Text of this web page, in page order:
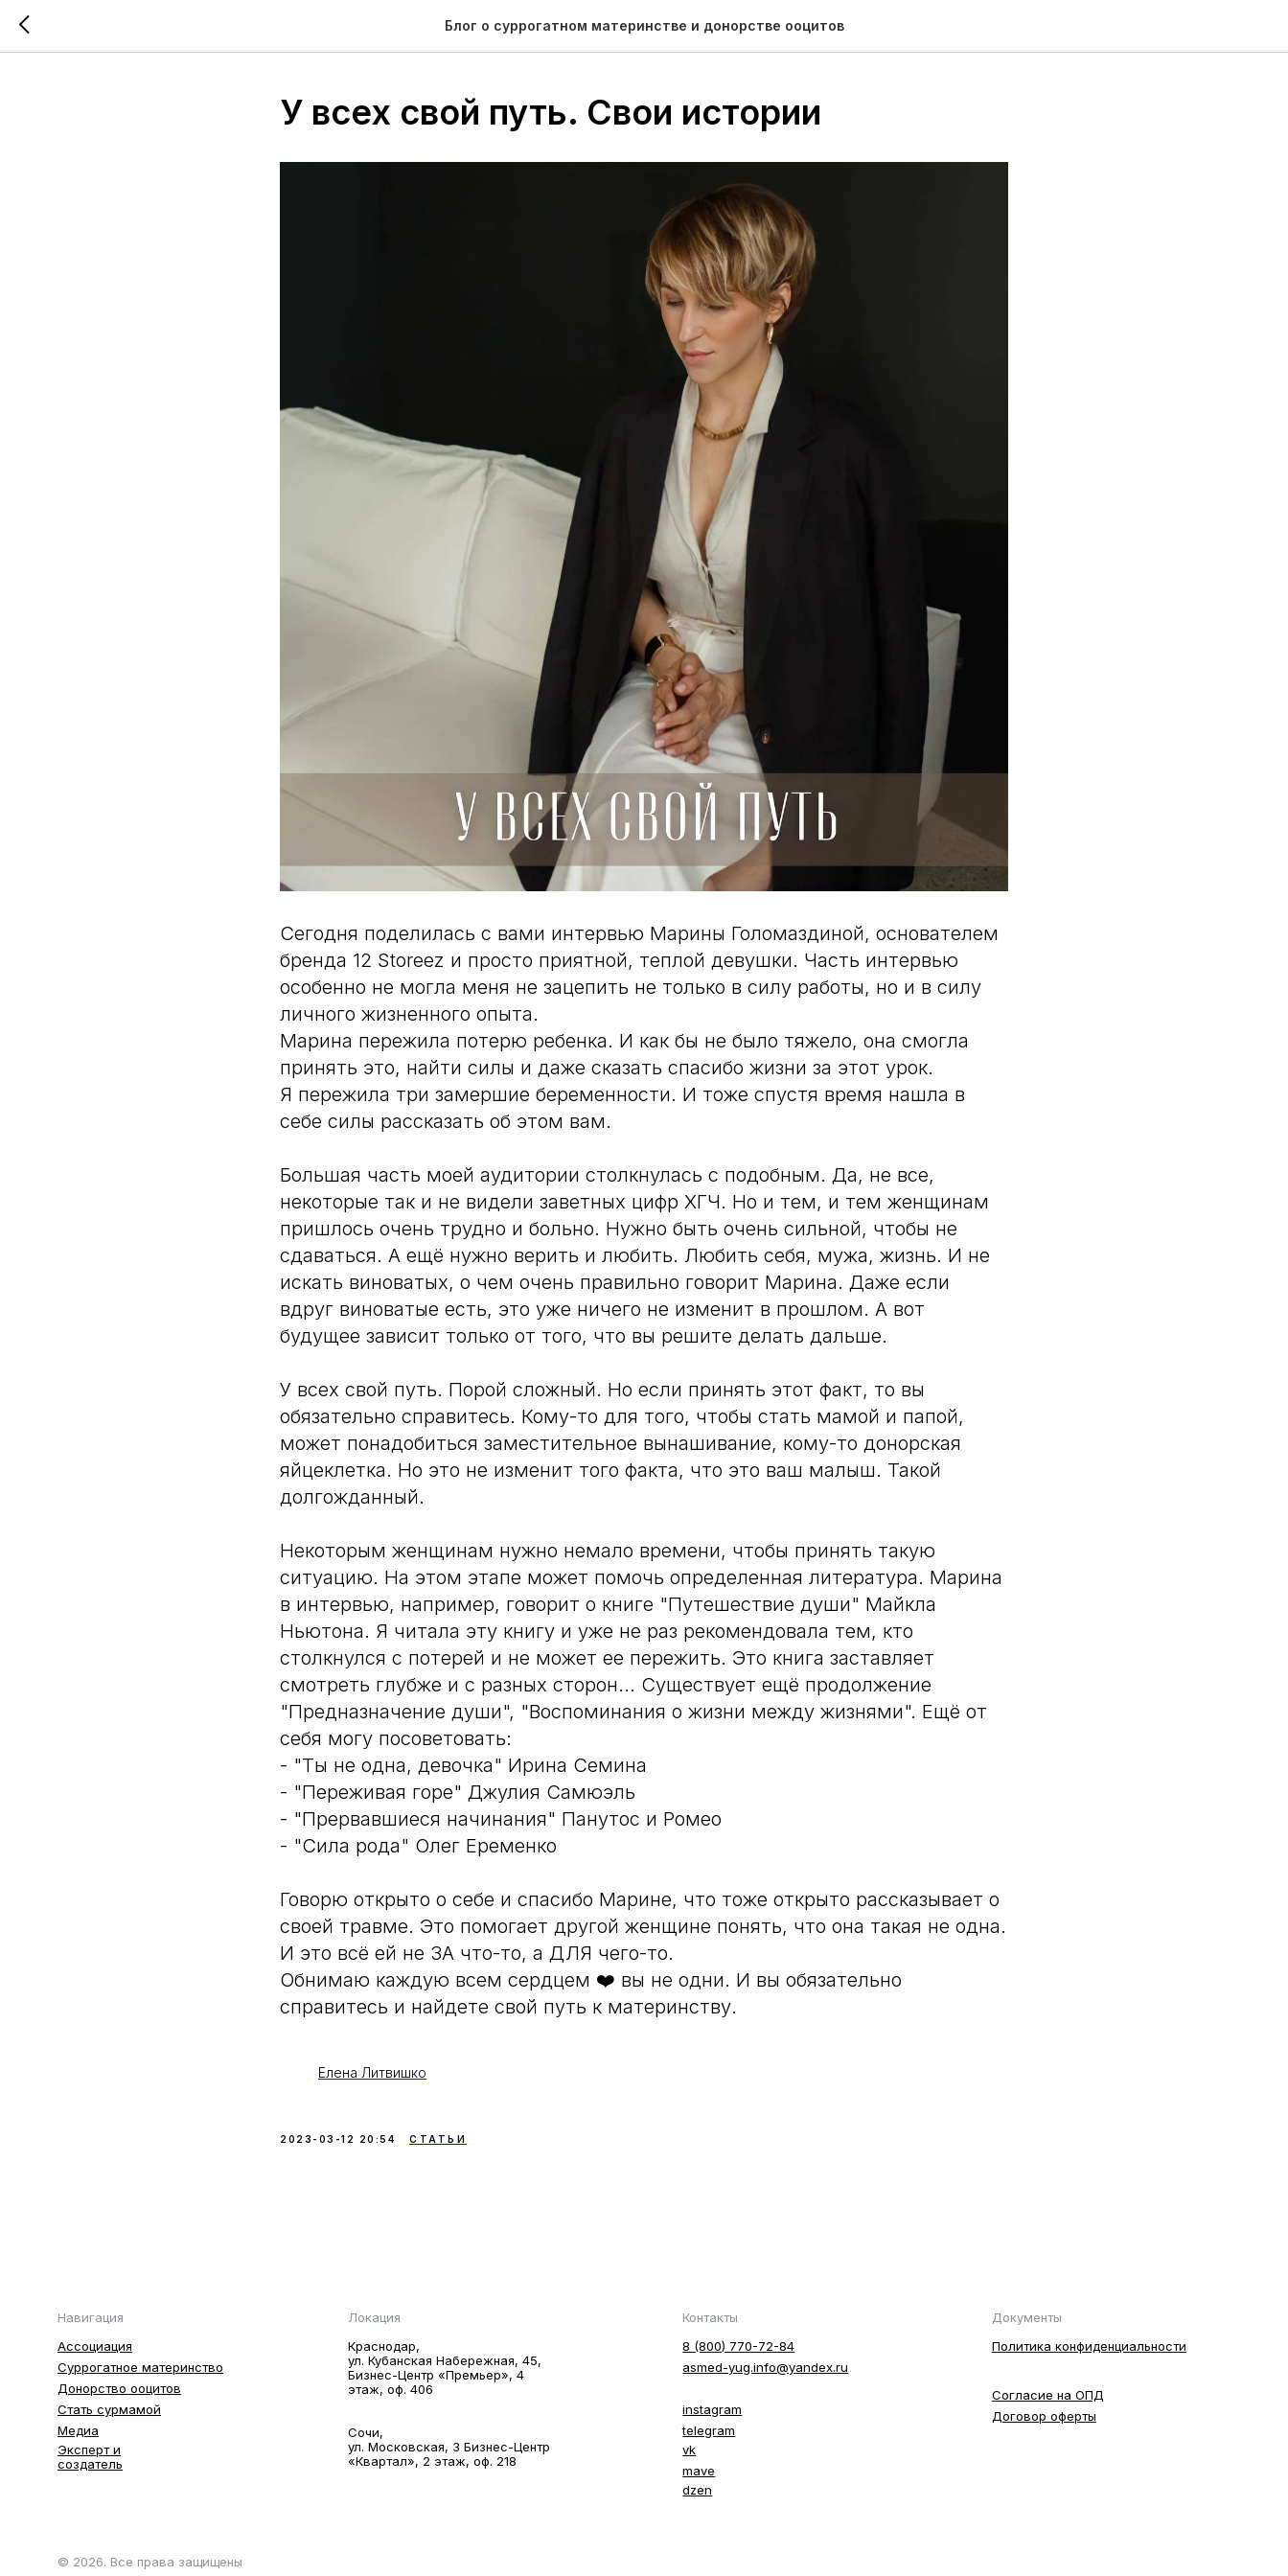
Блог о суррогатном материнстве и донорстве ооцитов
У всех свой путь. Свои истории
Сегодня поделилась с вами интервью Марины Голомаздиной, основателем
бренда 12 Storeez и просто приятной, теплой девушки. Часть интервью
особенно не могла меня не зацепить не только в силу работы, но и в силу
личного жизненного опыта.
Марина пережила потерю ребенка. И как бы не было тяжело, она смогла
принять это, найти силы и даже сказать спасибо жизни за этот урок.
Я пережила три замершие беременности. И тоже спустя время нашла в
себе силы рассказать об этом вам.
Большая часть моей аудитории столкнулась с подобным. Да, не все,
некоторые так и не видели заветных цифр ХГЧ. Но и тем, и тем женщинам
пришлось очень трудно и больно. Нужно быть очень сильной, чтобы не
сдаваться. А ещё нужно верить и любить. Любить себя, мужа, жизнь. И не
искать виноватых, о чем очень правильно говорит Марина. Даже если
вдруг виноватые есть, это уже ничего не изменит в прошлом. А вот
будущее зависит только от того, что вы решите делать дальше.
У всех свой путь. Порой сложный. Но если принять этот факт, то вы
обязательно справитесь. Кому-то для того, чтобы стать мамой и папой,
может понадобиться заместительное вынашивание, кому-то донорская
яйцеклетка. Но это не изменит того факта, что это ваш малыш. Такой
долгожданный.
Некоторым женщинам нужно немало времени, чтобы принять такую
ситуацию. На этом этапе может помочь определенная литература. Марина
в интервью, например, говорит о книге "Путешествие души" Майкла
Ньютона. Я читала эту книгу и уже не раз рекомендовала тем, кто
столкнулся с потерей и не может ее пережить. Это книга заставляет
смотреть глубже и с разных сторон... Существует ещё продолжение
"Предназначение души", "Воспоминания о жизни между жизнями". Ещё от
себя могу посоветовать:
- "Ты не одна, девочка" Ирина Семина
- "Переживая горе" Джулия Самюэль
- "Прервавшиеся начинания" Панутос и Ромео
- "Сила рода" Олег Еременко
Говорю открыто о себе и спасибо Марине, что тоже открыто рассказывает о
своей травме. Это помогает другой женщине понять, что она такая не одна.
И это всё ей не ЗА что-то, а ДЛЯ чего-то.
Обнимаю каждую всем сердцем ❤️ вы не одни. И вы обязательно
справитесь и найдете свой путь к материнству.
Елена Литвишко
2023-03-12 20:54 СТАТЬИ
Договор оферты
Согласие на ОПД
Политика конфиденциальности
Документы
instagram
dzen
mave
vk
telegram
asmed-yug.info@yandex.ru
8 (800) 770-72-84
Контакты
Сочи,
ул. Московская, 3 Бизнес-Центр
«Квартал», 2 этаж, оф. 218
Краснодар,
ул. Кубанская Hабережная, 45,
Бизнес-Центр «Премьер», 4
этаж, оф. 406
Локация
© 2026. Все права защищены
Эксперт и
создатель
Медиа
Стать сурмамой
Донорство ооцитов
Суррогатное материнство
Ассоциация
Навигация